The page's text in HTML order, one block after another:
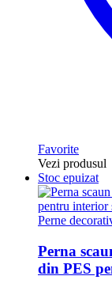
Favorite
Vezi produsul
Stoc epuizat
Perne
Perna
din PES